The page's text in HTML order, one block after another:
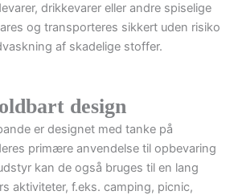
drikkevarer eller andre spiselige
og transporteres sikkert uden risiko
af skadelige stoffer.
design
er designet med tanke på
primære anvendelse til opbevaring
kan de også bruges til en lang
aktiviteter, f.eks. camping, picnic,